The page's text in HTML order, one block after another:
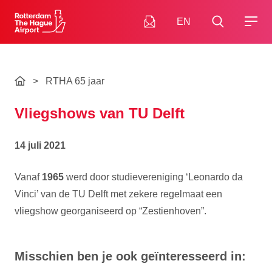
EN
> RTHA 65 jaar
Vliegshows van TU Delft
14 juli 2021
Vanaf 1965 werd door studievereniging ‘Leonardo da
Vinci’ van de TU Delft met zekere regelmaat een
vliegshow georganiseerd op “Zestienhoven”.
Misschien ben je ook geïnteresseerd in: